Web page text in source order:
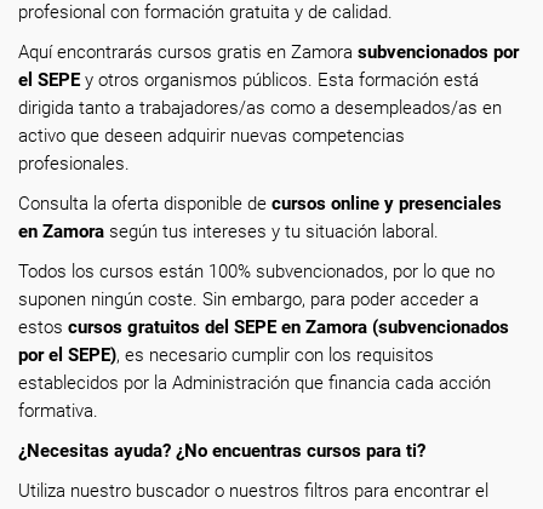
profesional con formación gratuita y de calidad.
Aquí encontrarás cursos gratis en Zamora subvencionados por
el SEPEy otros organismos públicos. Esta formación está
dirigida tanto a trabajadores/as como a desempleados/as en
activo que deseen adquirir nuevas competencias
profesionales.
Consulta la oferta disponible de cursos online y presenciales
en Zamora según tus intereses y tu situación laboral.
Todos los cursos están 100% subvencionados, por lo que no
suponen ningún coste. Sin embargo, para poder acceder a
estos cursos gratuitos del SEPE en Zamora (subvencionados
por el SEPE), es necesario cumplir con los requisitos
establecidos por la Administración que financia cada acción
formativa.
¿Necesitas ayuda? ¿No encuentras cursos para ti?
Utiliza nuestro buscador o nuestros filtros para encontrar el